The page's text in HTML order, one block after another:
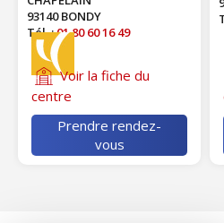
93140 BONDY
Tél. :01 80 60 16 49
Voir la fiche du
centre
Prendre rendez-
vous